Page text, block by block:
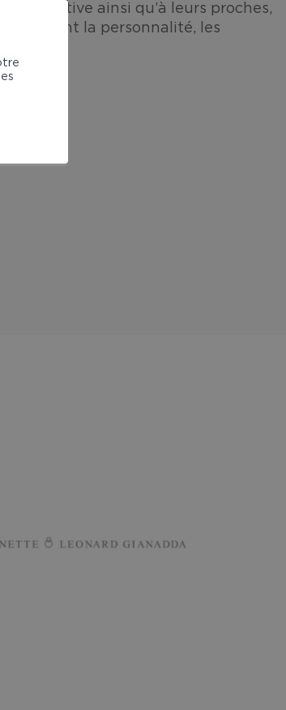
évolutive ainsi qu’à leurs proches,
la personnalité, les